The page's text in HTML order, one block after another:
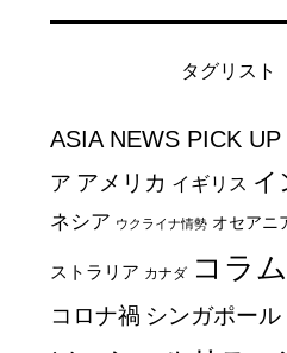
タグリスト
ASIA NEWS PICK UP
ア アメリカ イギリス イ
ネシア ウクライナ情勢 オセアニ
ストラリア カナダ コラム
コロナ禍 シンガポール